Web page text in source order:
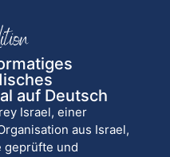
auf Deutsch
Israel, einer
aus Israel,
geprüfte und